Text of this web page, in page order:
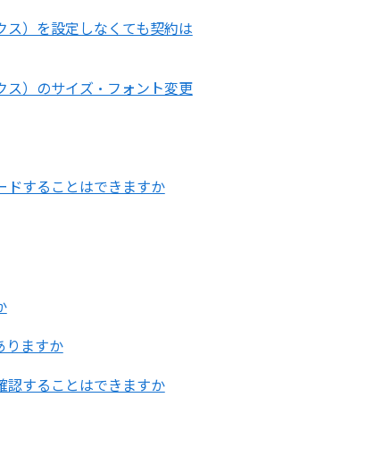
）を設定しなくても契約は
）のサイズ・フォント変更
ドすることはできますか
りますか
認することはできますか